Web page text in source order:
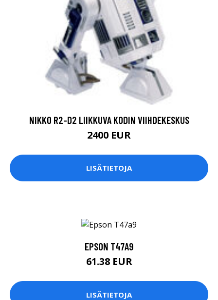
NIKKO R2-D2 LIIKKUVA KODIN VIIHDEKESKUS
2400 EUR
LISÄTIETOJA
EPSON T47A9
61.38 EUR
LISÄTIETOJA